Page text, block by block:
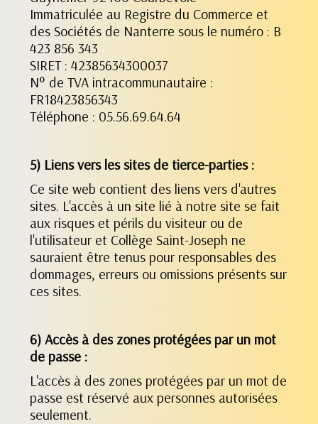
Immatriculée au Registre du Commerce et
des Sociétés de Nanterre sous le numéro : B
423 856 343
SIRET : 42385634300037
N° de TVA intracommunautaire :
FR18423856343
Téléphone : 05.56.69.64.64
5) Liens vers les sites de tierce-parties :
Ce site web contient des liens vers d'autres
sites. L'accès à un site lié à notre site se fait
aux risques et périls du visiteur ou de
l'utilisateur et Collège Saint-Joseph ne
sauraient être tenus pour responsables des
dommages, erreurs ou omissions présents sur
ces sites.
6) Accès à des zones protégées par un mot
de passe :
L'accès à des zones protégées par un mot de
passe est réservé aux personnes autorisées
seulement.